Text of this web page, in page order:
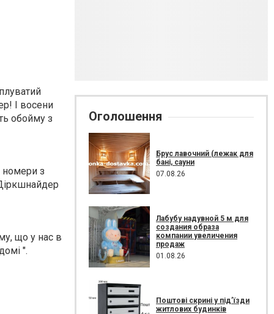
І восени
обойму з
номери з
що у нас в
".
Оголошення
Брус лавочний (лежак для
бані, сауни
07.08.26
Лабубу надувной 5 м для
создания образа
компании увеличения
продаж
01.08.26
Поштові скрині у під’їзди
житлових будинків